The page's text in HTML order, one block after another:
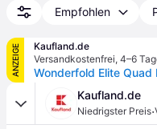
Empfohlen
ANZEIGE
Kaufland.de
Versandkostenfrei, 4–6
Kaufland.de
Niedrigster Preis·